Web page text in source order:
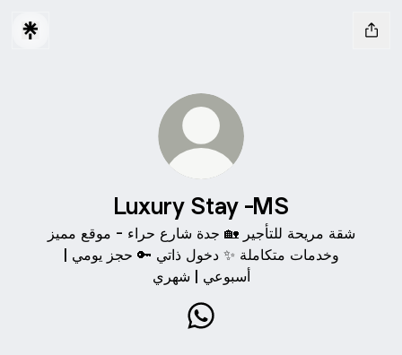
Luxury Stay -MS
شقة مريحة للتأجير 🏡 جدة شارع حراء - موقع مميز
وخدمات متكاملة ✨ دخول ذاتي 🔑 حجز يومي |
أسبوعي | شهري